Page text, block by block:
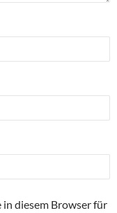
diesem Browser für